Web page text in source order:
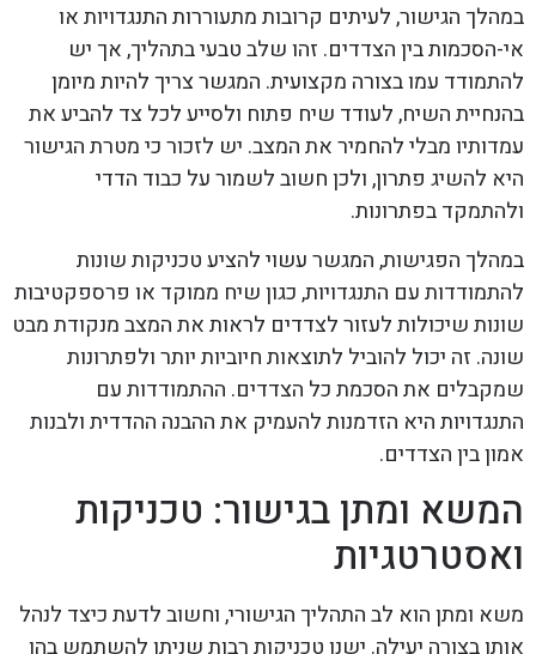
במהלך הגישור, לעיתים קרובות מתעוררות התנגדויות או
אי-הסכמות בין הצדדים. זהו שלב טבעי בתהליך, אך יש
להתמודד עמו בצורה מקצועית. המגשר צריך להיות מיומן
בהנחיית השיח, לעודד שיח פתוח ולסייע לכל צד להביע את
עמדותיו מבלי להחמיר את המצב. יש לזכור כי מטרת הגישור
היא להשיג פתרון, ולכן חשוב לשמור על כבוד הדדי
ולהתמקד בפתרונות.
במהלך הפגישות, המגשר עשוי להציע טכניקות שונות
להתמודדות עם התנגדויות, כגון שיח ממוקד או פרספקטיבות
שונות שיכולות לעזור לצדדים לראות את המצב מנקודת מבט
שונה. זה יכול להוביל לתוצאות חיוביות יותר ולפתרונות
שמקבלים את הסכמת כל הצדדים. ההתמודדות עם
התנגדויות היא הזדמנות להעמיק את ההבנה ההדדית ולבנות
אמון בין הצדדים.
המשא ומתן בגישור: טכניקות
ואסטרטגיות
משא ומתן הוא לב התהליך הגישורי, וחשוב לדעת כיצד לנהל
אותו בצורה יעילה. ישנן טכניקות רבות שניתן להשתמש בהן